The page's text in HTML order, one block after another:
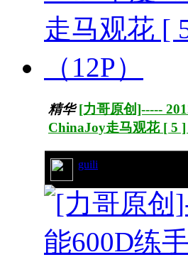
精华 [力哥原创]-----
ChinaJoy走马观花 [ 5 ]
guili